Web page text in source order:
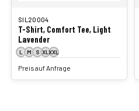
SIL20004
T-Shirt, Comfort Tee, Light
Lavender
L M S XLXXL
Preis auf Anfrage